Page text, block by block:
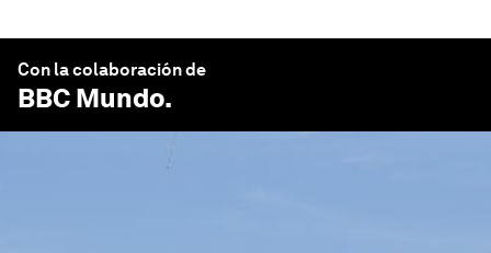
Con la colaboración de
BBC Mundo.